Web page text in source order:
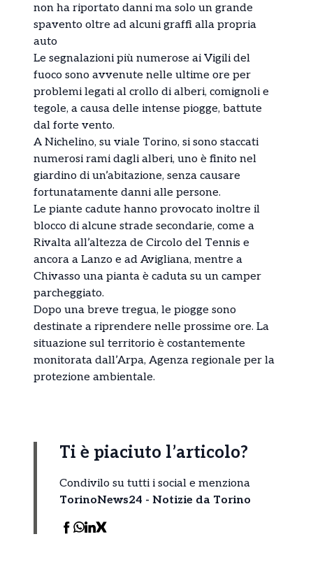
non ha riportato danni ma solo un grande
spavento oltre ad alcuni graffi alla propria
auto
Le segnalazioni più numerose ai Vigili del
fuoco sono avvenute nelle ultime ore per
problemi legati al crollo di alberi, comignoli e
tegole, a causa delle intense piogge, battute
dal forte vento.
A Nichelino, su viale Torino, si sono staccati
numerosi rami dagli alberi, uno è finito nel
giardino di un’abitazione, senza causare
fortunatamente danni alle persone.
Le piante cadute hanno provocato inoltre il
blocco di alcune strade secondarie, come a
Rivalta all’altezza de Circolo del Tennis e
ancora a Lanzo e ad Avigliana, mentre a
Chivasso una pianta è caduta su un camper
parcheggiato.
Dopo una breve tregua, le piogge sono
destinate a riprendere nelle prossime ore. La
situazione sul territorio è costantemente
monitorata dall’Arpa, Agenza regionale per la
protezione ambientale.
Ti è piaciuto l’articolo?
Condivilo su tutti i social e menziona
TorinoNews24 - Notizie da Torino